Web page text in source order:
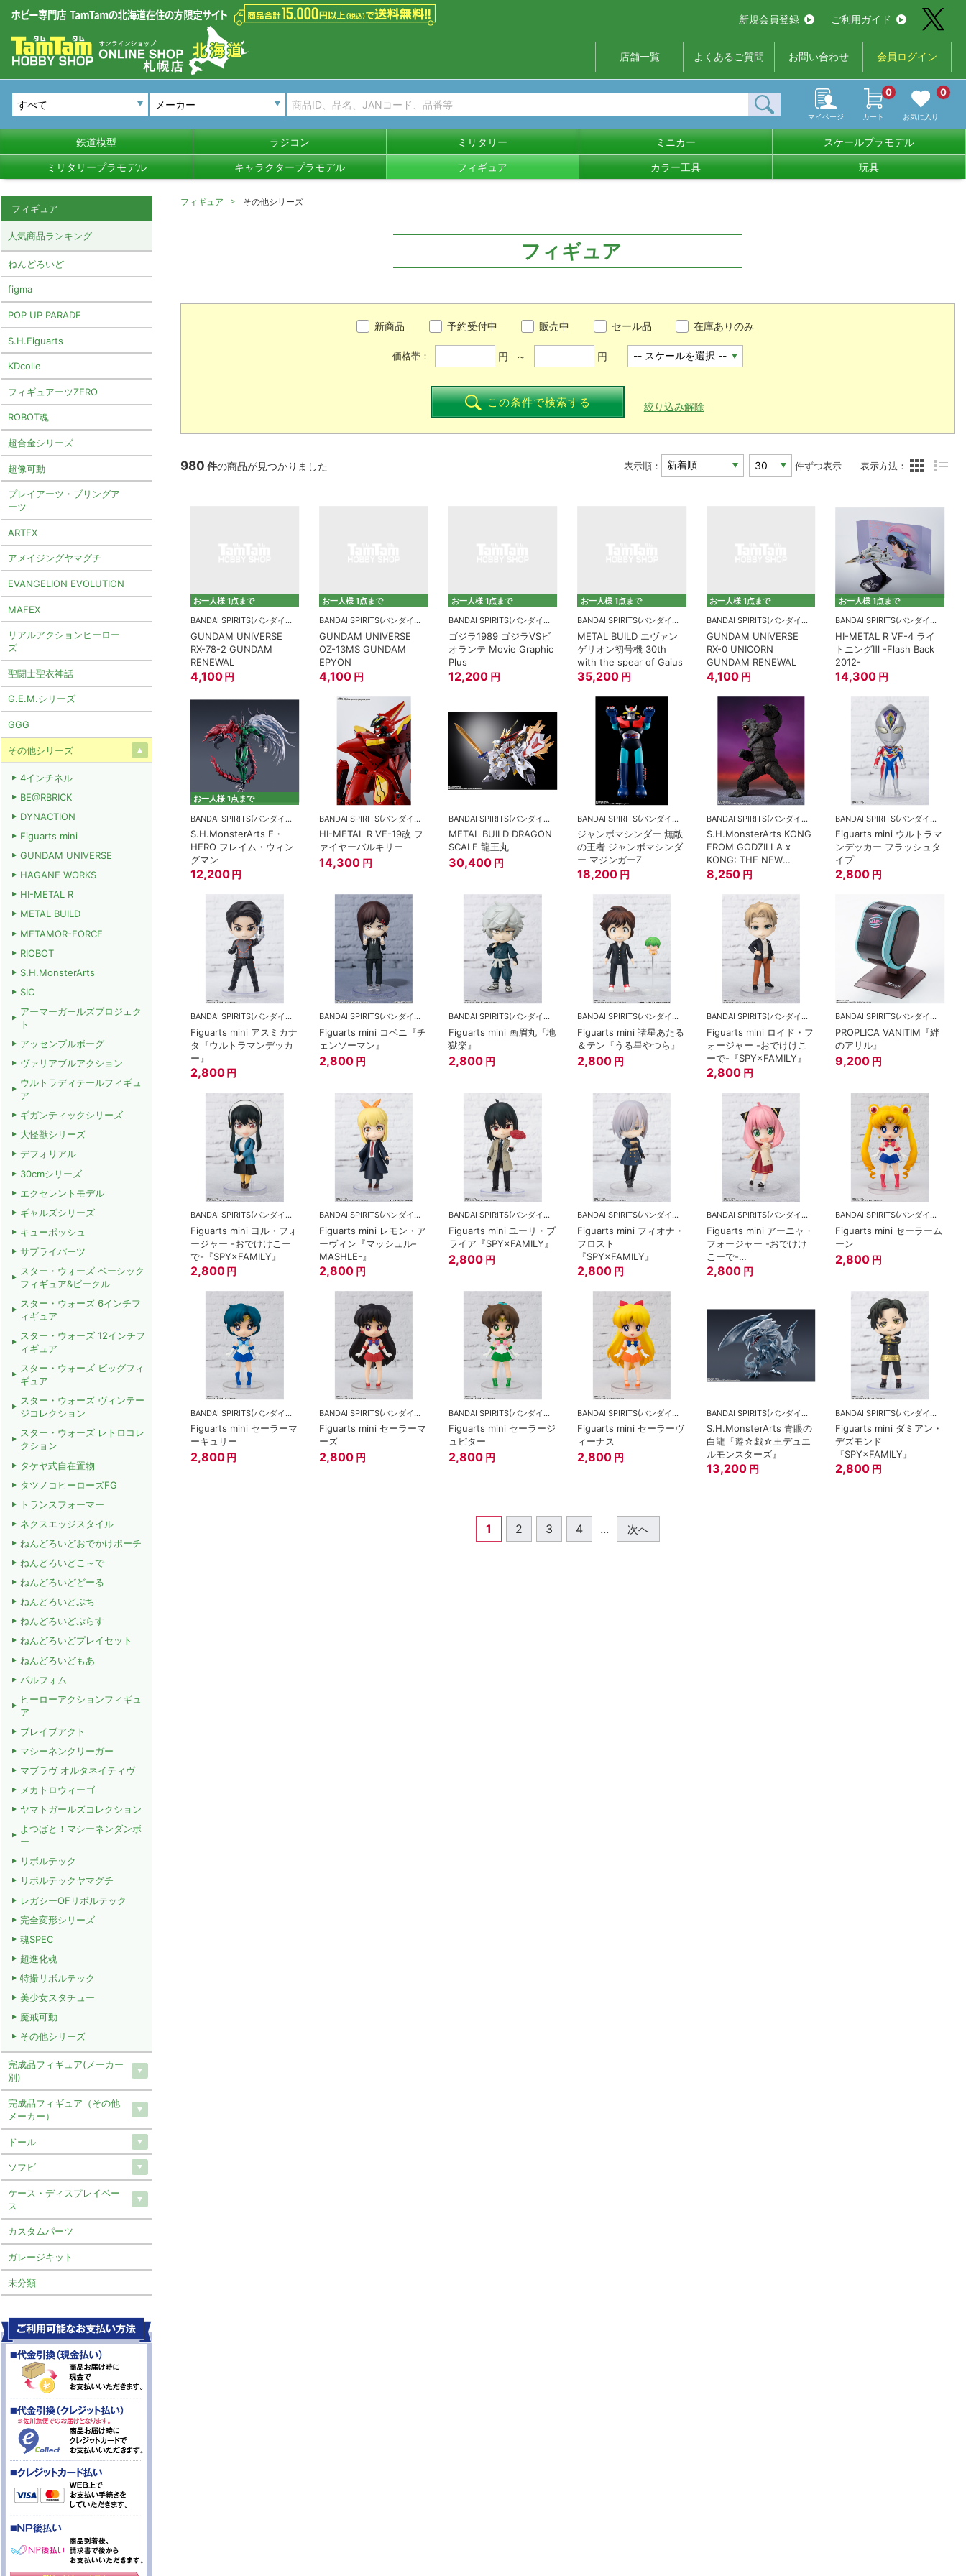
新規会員登録 ご利用ガイド
店舗一覧 よくあるご質問 お問い合わせ 会員ログイン
メーカー
マイページ カート
0
お気に入り
0
鉄道模型 ラジコン ミリタリー ミニカー スケールプラモデル
ミリタリープラモデル キャラクタープラモデル フィギュア カラー工具 玩具
フィギュア その他シリーズ
フィギュア
新商品 予約受付中 販売中 セール品 在庫ありのみ
価格帯： 円 ～ 円
この条件で検索する 絞り込み解除
980 件の商品が見つかりました 表示順： 件ずつ表示 表示方法：
お一人様 1点まで
BANDAI SPIRITS(バンダイスピリッツ)
GUNDAM UNIVERSE
RX-78-2 GUNDAM
RENEWAL
4,100 円
お一人様 1点まで
BANDAI SPIRITS(バンダイスピリッツ)
GUNDAM UNIVERSE
OZ-13MS GUNDAM
EPYON
4,100 円
お一人様 1点まで
BANDAI SPIRITS(バンダイスピリッツ)
ゴジラ1989 ゴジラVSビ
オランテ Movie Graphic
Plus
12,200 円
お一人様 1点まで
BANDAI SPIRITS(バンダイスピリッツ)
METAL BUILD エヴァン
ゲリオン初号機 30th
with the spear of Gaius
35,200 円
お一人様 1点まで
BANDAI SPIRITS(バンダイスピリッツ)
GUNDAM UNIVERSE
RX-0 UNICORN
GUNDAM RENEWAL
4,100 円
お一人様 1点まで
BANDAI SPIRITS(バンダイスピリッツ)
HI-METAL R VF-4 ライ
トニングⅢ -Flash Back
2012-
14,300 円
お一人様 1点まで
BANDAI SPIRITS(バンダイスピリッツ)
S.H.MonsterArts E・
HERO フレイム・ウィン
グマン
12,200 円
BANDAI SPIRITS(バンダイスピリッツ)
HI-METAL R VF-19改 フ
ァイヤーバルキリー
14,300 円
BANDAI SPIRITS(バンダイスピリッツ)
METAL BUILD DRAGON
SCALE 龍王丸
30,400 円
BANDAI SPIRITS(バンダイスピリッツ)
ジャンボマシンダー 無敵
の王者 ジャンボマシンダ
ー マジンガーZ
18,200 円
BANDAI SPIRITS(バンダイスピリッツ)
S.H.MonsterArts KONG
FROM GODZILLA x
KONG: THE NEW
EMPIRE (2024)
8,250 円
BANDAI SPIRITS(バンダイスピリッツ)
Figuarts mini ウルトラマ
ンデッカー フラッシュタ
イプ
2,800 円
BANDAI SPIRITS(バンダイスピリッツ)
Figuarts mini アスミカナ
タ『ウルトラマンデッカ
ー』
2,800 円
BANDAI SPIRITS(バンダイスピリッツ)
Figuarts mini コベニ『チ
ェンソーマン』
2,800 円
BANDAI SPIRITS(バンダイスピリッツ)
Figuarts mini 画眉丸『地
獄楽』
2,800 円
BANDAI SPIRITS(バンダイスピリッツ)
Figuarts mini 諸星あたる
＆テン『うる星やつら』
2,800 円
BANDAI SPIRITS(バンダイスピリッツ)
Figuarts mini ロイド・フ
ォージャー -おでけけこ
ーで-『SPY×FAMILY』
2,800 円
BANDAI SPIRITS(バンダイスピリッツ)
PROPLICA VANITIM『絆
のアリル』
9,200 円
BANDAI SPIRITS(バンダイスピリッツ)
Figuarts mini ヨル・フォ
ージャー -おでけけこー
で-『SPY×FAMILY』
2,800 円
BANDAI SPIRITS(バンダイスピリッツ)
Figuarts mini レモン・ア
ーヴィン『マッシュル-
MASHLE-』
2,800 円
BANDAI SPIRITS(バンダイスピリッツ)
Figuarts mini ユーリ・ブ
ライア『SPY×FAMILY』
2,800 円
BANDAI SPIRITS(バンダイスピリッツ)
Figuarts mini フィオナ・
フロスト
『SPY×FAMILY』
2,800 円
BANDAI SPIRITS(バンダイスピリッツ)
Figuarts mini アーニャ・
フォージャー -おでけけ
こーで-
『SPY×FAMILY』
2,800 円
BANDAI SPIRITS(バンダイスピリッツ)
Figuarts mini セーラーム
ーン
2,800 円
BANDAI SPIRITS(バンダイスピリッツ)
Figuarts mini セーラーマ
ーキュリー
2,800 円
BANDAI SPIRITS(バンダイスピリッツ)
Figuarts mini セーラーマ
ーズ
2,800 円
BANDAI SPIRITS(バンダイスピリッツ)
Figuarts mini セーラージ
ュピター
2,800 円
BANDAI SPIRITS(バンダイスピリッツ)
Figuarts mini セーラーヴ
ィーナス
2,800 円
BANDAI SPIRITS(バンダイスピリッツ)
S.H.MonsterArts 青眼の
白龍『遊☆戯☆王デュエ
ルモンスターズ』
13,200 円
BANDAI SPIRITS(バンダイスピリッツ)
Figuarts mini ダミアン・
デズモンド
『SPY×FAMILY』
2,800 円
1 2 3 4 ... 次へ
フィギュア
人気商品ランキング
ねんどろいど
figma
POP UP PARADE
S.H.Figuarts
KDcolle
フィギュアーツZERO
ROBOT魂
超合金シリーズ
超像可動
プレイアーツ・ブリングア
ーツ
ARTFX
アメイジングヤマグチ
EVANGELION EVOLUTION
MAFEX
リアルアクションヒーロー
ズ
聖闘士聖衣神話
G.E.M.シリーズ
GGG
その他シリーズ
4インチネル
BE@RBRICK
DYNACTION
Figuarts mini
GUNDAM UNIVERSE
HAGANE WORKS
HI-METAL R
METAL BUILD
METAMOR-FORCE
RIOBOT
S.H.MonsterArts
SIC
アーマーガールズプロジェク
ト
アッセンブルボーグ
ヴァリアブルアクション
ウルトラディテールフィギュ
ア
ギガンティックシリーズ
大怪獣シリーズ
デフォリアル
30cmシリーズ
エクセレントモデル
ギャルズシリーズ
キューポッシュ
サプライパーツ
スター・ウォーズ ベーシック
フィギュア&ビークル
スター・ウォーズ 6インチフ
ィギュア
スター・ウォーズ 12インチフ
ィギュア
スター・ウォーズ ビッグフィ
ギュア
スター・ウォーズ ヴィンテー
ジコレクション
スター・ウォーズ レトロコレ
クション
タケヤ式自在置物
タツノコヒーローズFG
トランスフォーマー
ネクスエッジスタイル
ねんどろいどおでかけポーチ
ねんどろいどこ～で
ねんどろいどどーる
ねんどろいどぷち
ねんどろいどぷらす
ねんどろいどプレイセット
ねんどろいどもあ
パルフォム
ヒーローアクションフィギュ
ア
ブレイブアクト
マシーネンクリーガー
マブラヴ オルタネイティヴ
メカトロウィーゴ
ヤマトガールズコレクション
よつばと！マシーネンダンボ
ー
リボルテック
リボルテックヤマグチ
レガシーOFリボルテック
完全変形シリーズ
魂SPEC
超進化魂
特撮リボルテック
美少女スタチュー
魔戒可動
その他シリーズ
完成品フィギュア(メーカー
別)
完成品フィギュア（その他
メーカー）
ドール
ソフビ
ケース・ディスプレイベー
ス
カスタムパーツ
ガレージキット
未分類